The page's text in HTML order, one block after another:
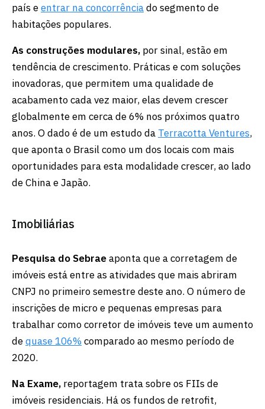
país eentrar na concorrênciado segmento de
habitações populares.
As construções modulares, por sinal, estão em
tendência de crescimento. Práticas e com soluções
inovadoras, que permitem uma qualidade de
acabamento cada vez maior, elas devem crescer
globalmente em cerca de 6% nos próximos quatro
anos. O dado é de um estudo da Terracotta Ventures,
que aponta o Brasil como um dos locais com mais
oportunidades para esta modalidade crescer, ao lado
de China e Japão.
Imobiliárias
Pesquisa do Sebraeaponta que a corretagem de
imóveis está entre as atividades que mais abriram
CNPJ no primeiro semestre deste ano. O número de
inscrições de micro e pequenas empresas para
trabalhar como corretor de imóveis teve um aumento
dequase 106%comparado ao mesmo período de
2020.
Na Exame, reportagem trata sobre os FIIs de
imóveis residenciais. Há os fundos de retrofit,